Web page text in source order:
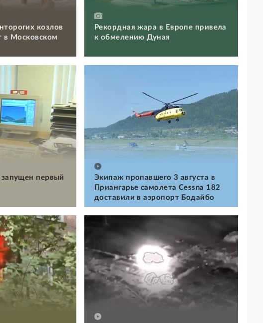
козлов
в Московском
Рекордная жара в Европе привела
к обмелению Дуная
первый
Экипаж пропавшего 3 августа в
Приангарье самолета Cessna 182
доставили в аэропорт Бодайбо